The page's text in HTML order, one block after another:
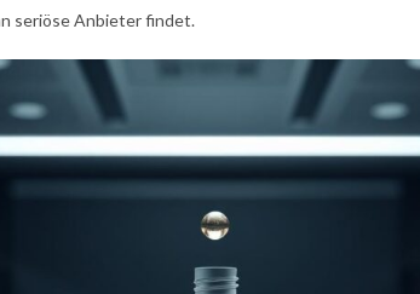
seriöse Anbieter findet.